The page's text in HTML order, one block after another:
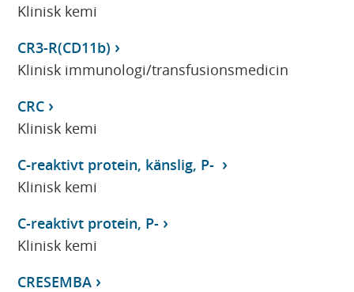
Klinisk kemi
CR3-R(CD11b)
Klinisk immunologi/transfusionsmedicin
CRC
Klinisk kemi
C-reaktivt protein, känslig, P-
Klinisk kemi
C-reaktivt protein, P-
Klinisk kemi
CRESEMBA